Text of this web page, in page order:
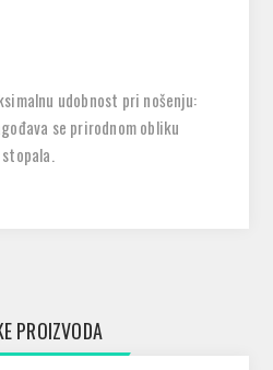
udobnost pri nošenju:
se prirodnom obliku
stopala.
PROIZVODA